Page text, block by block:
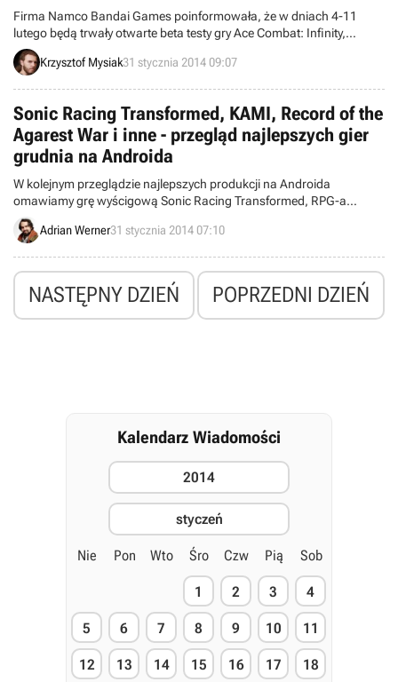
Firma Namco Bandai Games poinformowała, że w dniach 4-11
lutego będą trwały otwarte beta testy gry Ace Combat: Infinity,
lotniczej strzelaniny na PlayStation 3 w modelu free-to-play,
wyprodukowanej przez studio Project Aces.
Krzysztof Mysiak31 stycznia 2014 09:07
Sonic Racing Transformed, KAMI, Record of the
Agarest War i inne - przegląd najlepszych gier
grudnia na Androida
W kolejnym przeglądzie najlepszych produkcji na Androida
omawiamy grę wyścigową Sonic Racing Transformed, RPG-a
Record of the Agarest War, strategię Fiz : Brewery Management
Game G, planszówkę Small World 2, pełne łamigłowek KAMI oraz
Adrian Werner31 stycznia 2014 07:10
NASTĘPNY DZIEŃ POPRZEDNI DZIEŃ
Kalendarz Wiadomości
2014
styczeń
Nie Pon Wto Śro Czw Pią Sob
1 2 3 4
5 6 7 8 9 10 11
12 13 14 15 16 17 18